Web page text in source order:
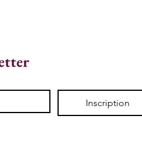
Inscription